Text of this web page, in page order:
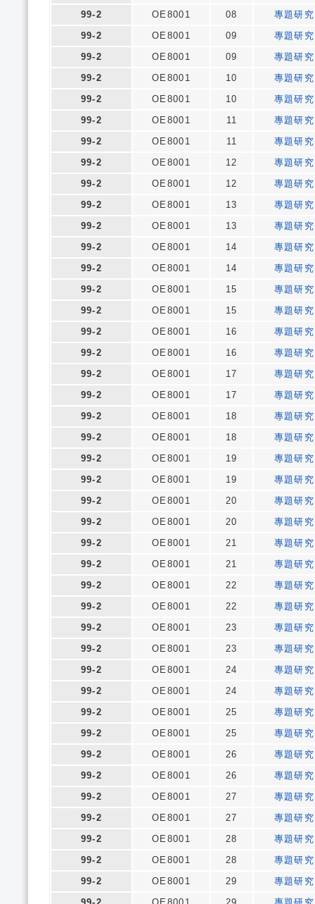
99-2
OE8001 08
專題研究
99-2
OE8001 09
專題研究
99-2
OE8001 09
專題研究
99-2
OE8001 10
專題研究
99-2
OE8001 10
專題研究
99-2
OE8001 11
專題研究
99-2
OE8001 11
專題研究
99-2
OE8001 12
專題研究
99-2
OE8001 12
專題研究
99-2
OE8001 13
專題研究
99-2
OE8001 13
專題研究
99-2
OE8001 14
專題研究
99-2
OE8001 14
專題研究
99-2
OE8001 15
專題研究
99-2
OE8001 15
專題研究
99-2
OE8001 16
專題研究
99-2
OE8001 16
專題研究
99-2
OE8001 17
專題研究
99-2
OE8001 17
專題研究
99-2
OE8001 18
專題研究
99-2
OE8001 18
專題研究
99-2
OE8001 19
專題研究
99-2
OE8001 19
專題研究
99-2
OE8001 20
專題研究
99-2
OE8001 20
專題研究
99-2
OE8001 21
專題研究
99-2
OE8001 21
專題研究
99-2
OE8001 22
專題研究
99-2
OE8001 22
專題研究
99-2
OE8001 23
專題研究
99-2
OE8001 23
專題研究
99-2
OE8001 24
專題研究
99-2
OE8001 24
專題研究
99-2
OE8001 25
專題研究
99-2
OE8001 25
專題研究
99-2
OE8001 26
專題研究
99-2
OE8001 26
專題研究
99-2
OE8001 27
專題研究
99-2
OE8001 27
專題研究
99-2
OE8001 28
專題研究
99-2
OE8001 28
專題研究
99-2
OE8001 29
專題研究